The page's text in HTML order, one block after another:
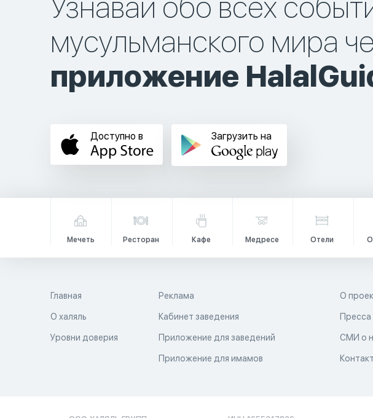
Узнавай обо всех
мусульманского мира
приложение
Доступно в Загрузить на
Мечеть Ресторан Кафе Медресе Отели
Главная
О халяль
Уровни доверия
Реклама
Кабинет заведения
Приложение для заведений
Приложение для имамов
О
Пресса
СМИ о